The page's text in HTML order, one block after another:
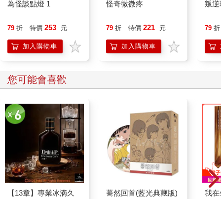
為怪談點燈 1
79 折 特價 253 元
加入購物車
怪奇微微疼
79 折 特價 221 元
加入購物車
叛逆
79 折
您可能會喜歡
【13章】專業冰滴久
驀然回首(藍光典藏版)
我